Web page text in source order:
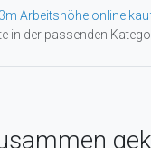
Arbeitshöhe online
in der passenden